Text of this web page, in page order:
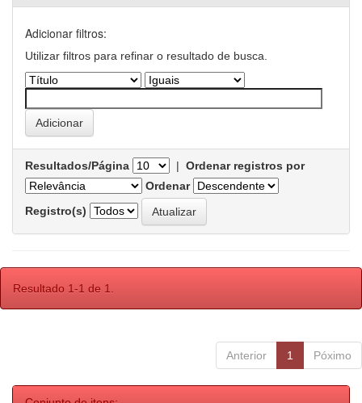
Adicionar filtros:
Utilizar filtros para refinar o resultado de busca.
Resultados/Página | Ordenar registros por
Ordenar
Registro(s)
Resultado 1-1 de 1.
Anterior 1 Póximo